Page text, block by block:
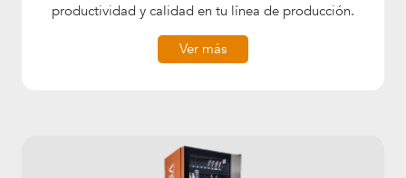
productividad y calidad en tu línea de producción.
Ver más